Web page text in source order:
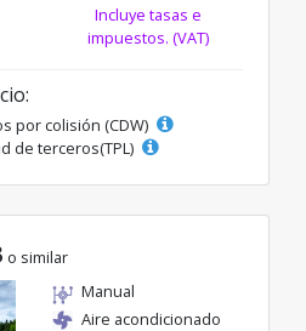
Incluye tasas e
impuestos. (VAT)
por colisión (CDW)
de terceros(TPL)
o similar
Manual
Aire acondicionado